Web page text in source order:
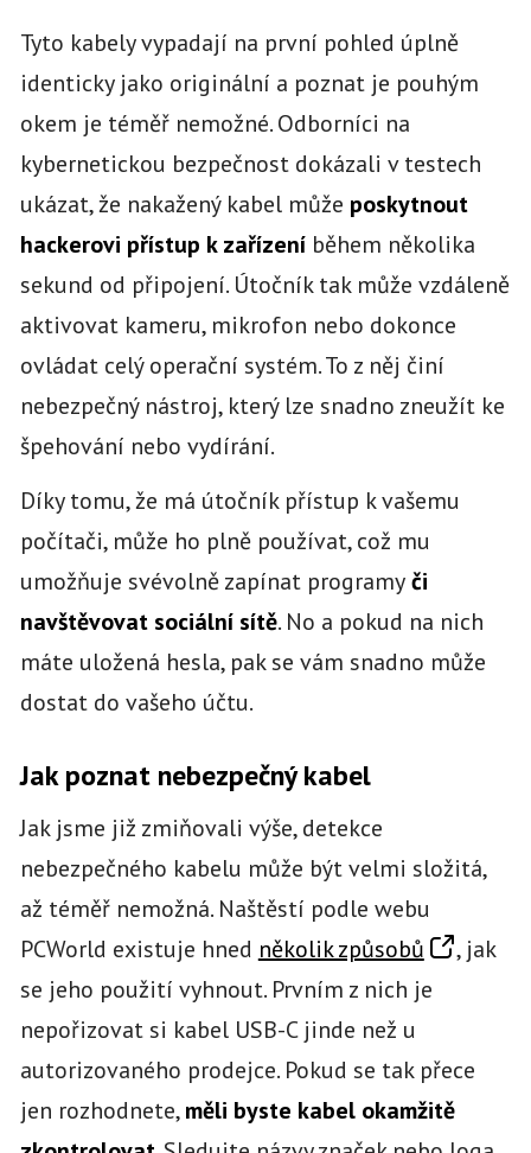
Tyto kabely vypadají na první pohled úplně
identicky jako originální a poznat je pouhým
okem je téměř nemožné. Odborníci na
kybernetickou bezpečnost dokázali v testech
ukázat, že nakažený kabel může poskytnout
hackerovi přístup k zařízeníběhem několika
sekund od připojení. Útočník tak může vzdáleně
aktivovat kameru, mikrofon nebo dokonce
ovládat celý operační systém. To z něj činí
nebezpečný nástroj, který lze snadno zneužít ke
špehování nebo vydírání.
Díky tomu, že má útočník přístup k vašemu
počítači, může ho plně používat, což mu
umožňuje svévolně zapínat programyči
navštěvovat sociální sítě. No a pokud na nich
máte uložená hesla, pak se vám snadno může
dostat do vašeho účtu.
Jak poznat nebezpečný kabel
Jak jsme již zmiňovali výše, detekce
nebezpečného kabelu může být velmi složitá,
až téměř nemožná. Naštěstí podle webu
PCWorld existuje hned několik způsobů
, jak
se jeho použití vyhnout. Prvním z nich je
nepořizovat si kabel USB-C jinde než u
autorizovaného prodejce. Pokud se tak přece
jen rozhodnete,měli byste kabel okamžitě